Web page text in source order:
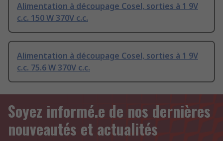
Alimentation à découpage Cosel, sorties à 1 9V
c.c. 150 W 370V c.c.
Alimentation à découpage Cosel, sorties à 1 9V
c.c. 75.6 W 370V c.c.
Soyez informé.e de nos dernières
nouveautés et actualités